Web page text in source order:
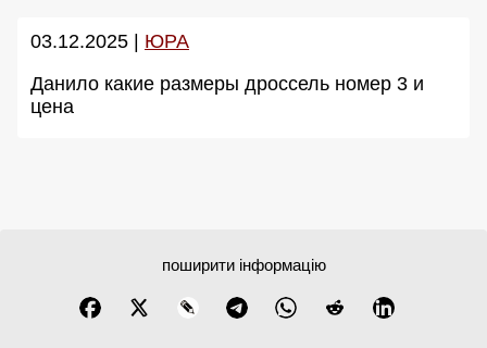
03.12.2025 | ЮРА
Данило какие размеры дроссель номер 3 и
цена
поширити інформацію